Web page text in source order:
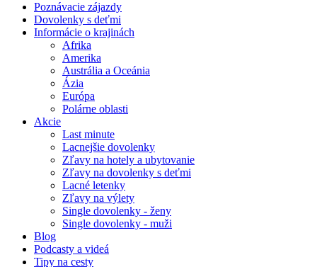
Poznávacie zájazdy
Dovolenky s deťmi
Informácie o krajinách
Afrika
Amerika
Austrália a Oceánia
Ázia
Európa
Polárne oblasti
Akcie
Last minute
Lacnejšie dovolenky
Zľavy na hotely a ubytovanie
Zľavy na dovolenky s deťmi
Lacné letenky
Zľavy na výlety
Single dovolenky - ženy
Single dovolenky - muži
Blog
Podcasty a videá
Tipy na cesty